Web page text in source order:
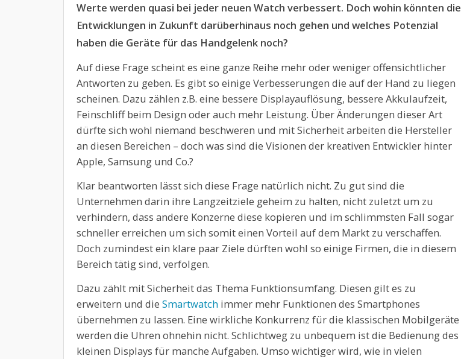
Werte werden quasi bei jeder neuen Watch verbessert. Doch wohin könnten die
Entwicklungen in Zukunft darüberhinaus noch gehen und welches Potenzial
haben die Geräte für das Handgelenk noch?
Auf diese Frage scheint es eine ganze Reihe mehr oder weniger offensichtlicher
Antworten zu geben. Es gibt so einige Verbesserungen die auf der Hand zu liegen
scheinen. Dazu zählen z.B. eine bessere Displayauflösung, bessere Akkulaufzeit,
Feinschliff beim Design oder auch mehr Leistung. Über Änderungen dieser Art
dürfte sich wohl niemand beschweren und mit Sicherheit arbeiten die Hersteller
an diesen Bereichen – doch was sind die Visionen der kreativen Entwickler hinter
Apple, Samsung und Co.?
Klar beantworten lässt sich diese Frage natürlich nicht. Zu gut sind die
Unternehmen darin ihre Langzeitziele geheim zu halten, nicht zuletzt um zu
verhindern, dass andere Konzerne diese kopieren und im schlimmsten Fall sogar
schneller erreichen um sich somit einen Vorteil auf dem Markt zu verschaffen.
Doch zumindest ein klare paar Ziele dürften wohl so einige Firmen, die in diesem
Bereich tätig sind, verfolgen.
Dazu zählt mit Sicherheit das Thema Funktionsumfang. Diesen gilt es zu
erweitern und die Smartwatch immer mehr Funktionen des Smartphones
übernehmen zu lassen. Eine wirkliche Konkurrenz für die klassischen Mobilgeräte
werden die Uhren ohnehin nicht. Schlichtweg zu unbequem ist die Bedienung des
kleinen Displays für manche Aufgaben. Umso wichtiger wird, wie in vielen